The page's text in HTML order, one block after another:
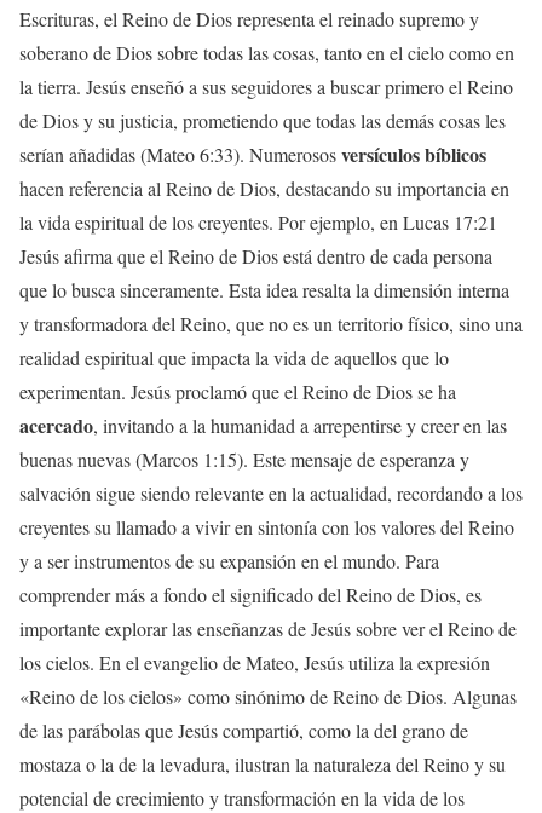
Escrituras, el Reino de Dios representa el reinado supremo y
soberano de Dios sobre todas las cosas, tanto en el cielo como en
la tierra. Jesús enseñó a sus seguidores a buscar primero el Reino
de Dios y su justicia, prometiendo que todas las demás cosas les
serían añadidas (Mateo 6:33). Numerososversículos bíblicos
hacen referencia al Reino de Dios, destacando su importancia en
la vida espiritual de los creyentes. Por ejemplo, en Lucas 17:21
Jesús afirma que el Reino de Dios está dentro de cada persona
que lo busca sinceramente. Esta idea resalta la dimensión interna
y transformadora del Reino, que no es un territorio físico, sino una
realidad espiritual que impacta la vida de aquellos que lo
experimentan. Jesús proclamó que el Reino de Dios se ha
acercado, invitando a la humanidad a arrepentirse y creer en las
buenas nuevas (Marcos 1:15). Este mensaje de esperanza y
salvación sigue siendo relevante en la actualidad, recordando a los
creyentes su llamado a vivir en sintonía con los valores del Reino
y a ser instrumentos de su expansión en el mundo. Para
comprender más a fondo el significado del Reino de Dios, es
importante explorar las enseñanzas de Jesús sobre ver el Reino de
los cielos. En el evangelio de Mateo, Jesús utiliza la expresión
«Reino de los cielos» como sinónimo de Reino de Dios. Algunas
de las parábolas que Jesús compartió, como la del grano de
mostaza o la de la levadura, ilustran la naturaleza del Reino y su
potencial de crecimiento y transformación en la vida de los